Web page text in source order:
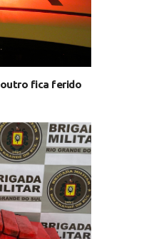
outro fica ferido